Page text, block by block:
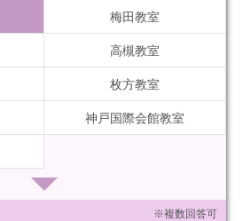
梅田教室
高槻教室
枚方教室
神戸国際会館教室
※複数回答可